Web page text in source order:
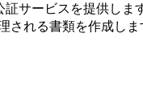
サービスを提供し
れる書類を作成しま